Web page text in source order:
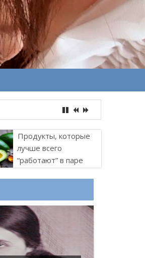
Продукты, которые
лучше всего
“работают” в паре